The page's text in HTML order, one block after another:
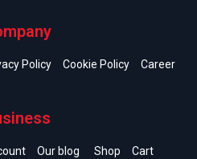
Policy Cookie Policy Career
Our blog Shop Cart